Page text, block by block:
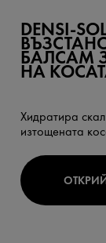
DENSI-
БАЛСАМ
НА
Хидратира
изтощената